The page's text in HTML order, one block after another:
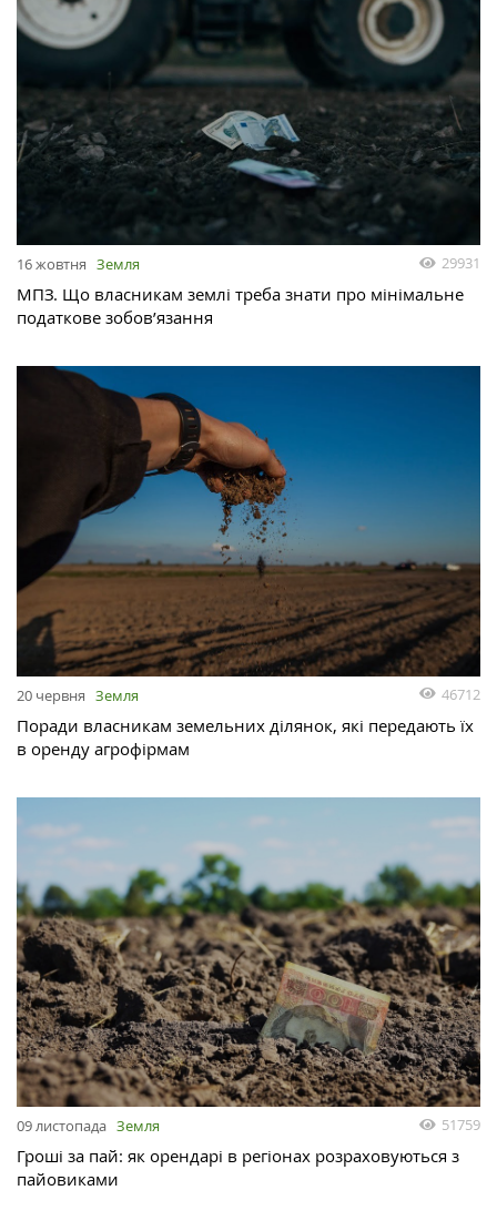
16 жовтня Земля 29931
МПЗ. Що власникам землі треба знати про мінімальне
податкове зобов’язання
20 червня Земля 46712
Поради власникам земельних ділянок, які передають їх
в оренду агрофірмам
09 листопада Земля 51759
Гроші за пай: як орендарі в регіонах розраховуються з
пайовиками